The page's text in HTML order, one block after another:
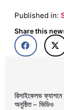
Published in:
Share this
রিসাইকেলড
অনুষ্ঠিত – ভিডিও